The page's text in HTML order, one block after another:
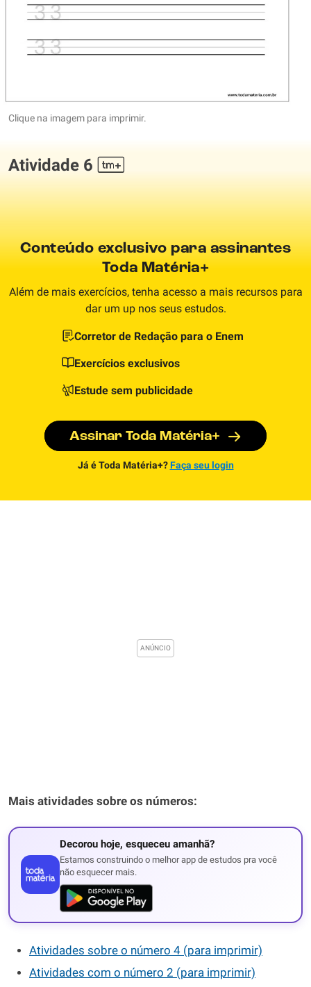
Clique na imagem para imprimir.
Atividade 6
Conteúdo exclusivo para assinantes
Toda Matéria+
Além de mais exercícios, tenha acesso a mais recursos para
dar um up nos seus estudos.
Corretor de Redação para o Enem
Exercícios exclusivos
Estude sem publicidade
Assinar Toda Matéria+
Já é Toda Matéria+? Faça seu login
Mais atividades sobre os números:
Decorou hoje, esqueceu amanhã?
Estamos construindo o melhor app de estudos pra você
não esquecer mais.
Atividades sobre o número 4 (para imprimir)
Atividades com o número 2 (para imprimir)